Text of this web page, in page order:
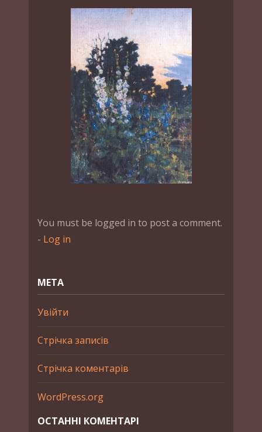
You must be logged in to post a comment.
- Log in
МЕТА
Увійти
Стрічка записів
Стрічка коментарів
WordPress.org
ОСТАННІ КОМЕНТАРІ